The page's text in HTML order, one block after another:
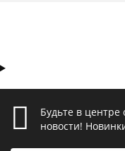
Будьте в
новости!